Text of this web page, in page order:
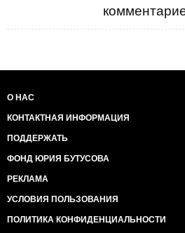
О НАС
КОНТАКТНАЯ ИНФОРМАЦИЯ
ПОДДЕРЖАТЬ
ФОНД ЮРИЯ БУТУСОВА
РЕКЛАМА
УСЛОВИЯ ПОЛЬЗОВАНИЯ
ПОЛИТИКА КОНФИДЕНЦИАЛЬНОСТИ